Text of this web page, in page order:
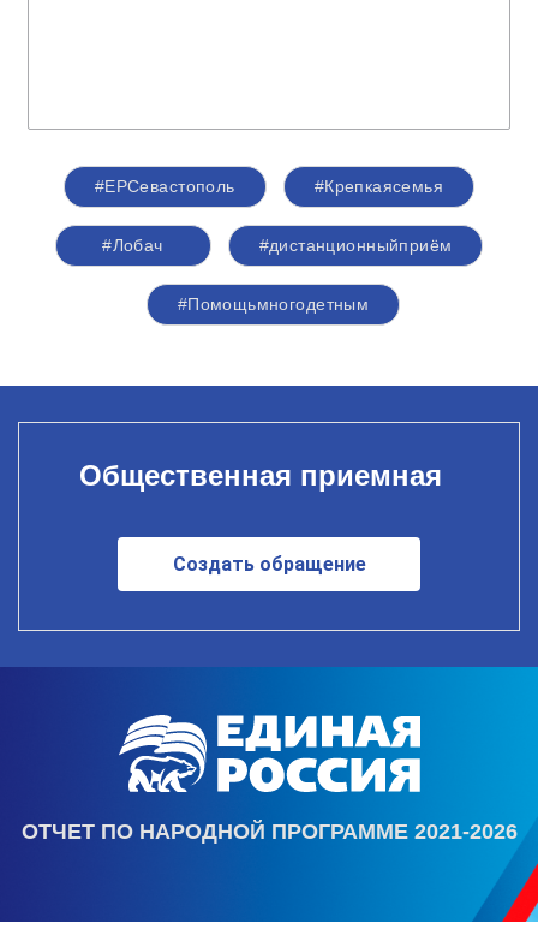
#ЕРСевастополь #Крепкаясемья
#Лобач #дистанционныйприём
#Помощьмногодетным
Общественная приемная
Создать обращение
ОТЧЕТ ПО НАРОДНОЙ ПРОГРАММЕ 2021-2026